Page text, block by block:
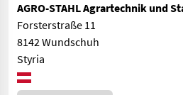
AGRO-STAHL Agrartechnik und
Forsterstraße 11
8142 Wundschuh
Styria